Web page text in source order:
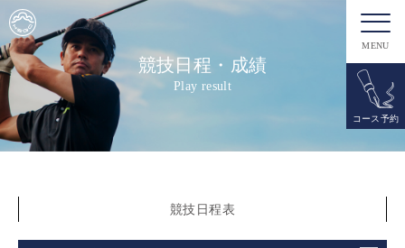
MENU
コース予約
競技日程・成績
Play result
競技日程表